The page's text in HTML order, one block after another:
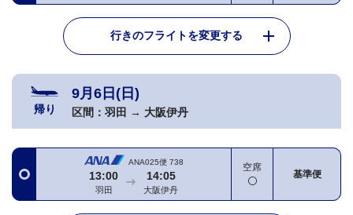
行きのフライトを変更する
帰り
9月6日(日)
区間： 羽田 → 大阪伊丹
ANA025便 738
13:00
羽田
14:05
大阪伊丹
空席
基準便